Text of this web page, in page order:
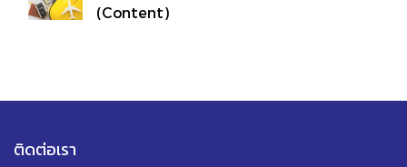
(Content)
ติดต่อเรา